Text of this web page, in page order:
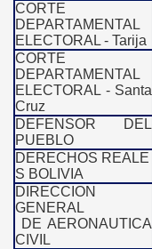
CORTE
DEPARTAMENTAL
ELECTORAL - Tarija
CORTE
DEPARTAMENTAL
ELECTORAL - Santa
Cruz
DEFENSOR DEL
PUEBLO
DERECHOS REALE
S BOLIVIA
DIRECCION
GENERAL
DE AERONAUTICA
CIVIL